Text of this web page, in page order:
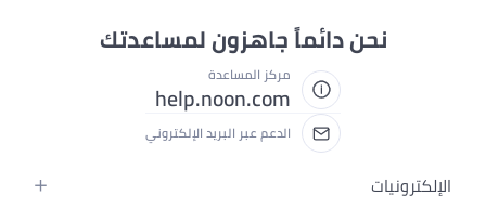
نحن دائماً جاهزون لمساعدتك
مركز المساعدة
help.noon.com
الدعم عبر البريد الإلكتروني
الإلكترونيات